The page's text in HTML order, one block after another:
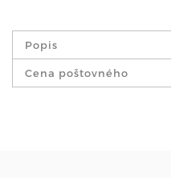
Popis
Cena poštovného